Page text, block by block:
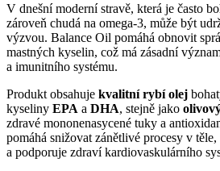
V dnešní moderní stravě, která je často
zároveň chudá na omega-3, může být
výzvou. Balance Oil pomáhá obnovit
mastných kyselin, což má zásadní
a imunitního systému.
Produkt obsahuje kvalitní rybí olej
kyseliny EPA a DHA, stejně jako
zdravé mononenasycené tuky a
pomáhá snižovat zánětlivé procesy v
a podporuje zdraví kardiovaskulárního